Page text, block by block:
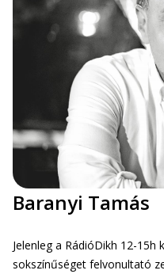
Baranyi Tamás
Jelenleg a RádióDikh 12-
sokszínűséget felvonultató